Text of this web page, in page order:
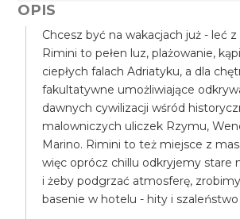
OPIS
Chcesz być na wakacjach już - leć
Rimini to pełen luz, plażowanie,
ciepłych falach Adriatyku, a dla
fakultatywne umożliwiające
dawnych cywilizacji wśród
malowniczych uliczek Rzymu,
Marino. Rimini to też miejsce z
więc oprócz chillu odkryjemy stare
i żeby podgrzać atmosferę,
basenie w hotelu - hity i szaleństwo